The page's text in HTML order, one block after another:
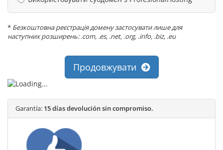
* Безкоштовна реєстрація домену застосувати лише для
наступних розширень: .com, .es, .net, .org, .info, .biz, .eu
Продовжувати
Garantía: 15 días devolución sin compromiso.